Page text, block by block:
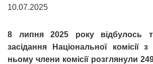
10.07.2025
8 липня 2025 року відбулось
засідання Національної комісії з
ньому члени комісії розглянули